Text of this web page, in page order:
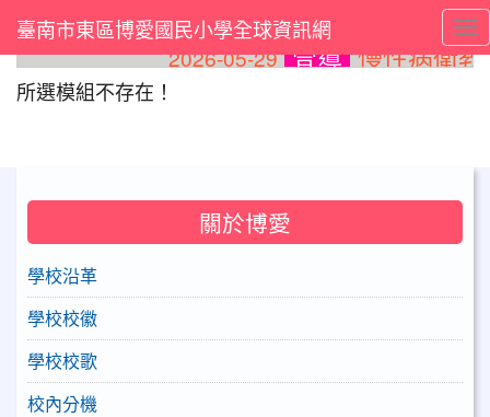
臺南市東區博愛國民小學全球資訊網
2026-05-29 宣導 慢性病衛教
所選模組不存在！
關於博愛
學校沿革
學校校徽
學校校歌
校內分機